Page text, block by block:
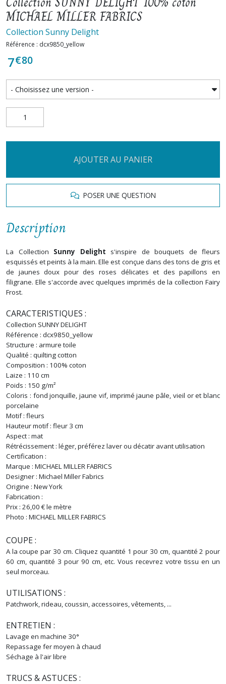
MICHAEL MILLER FABRICS
Collection Sunny Delight
Référence : dcx9850_yellow
7€80
AJOUTER AU PANIER
POSER UNE QUESTION
Description
La Collection Sunny Delight s'inspire de bouquets de fleurs
esquissés et peints à la main. Elle est conçue dans des tons de gris et
de jaunes doux pour des roses délicates et des papillons en
filigrane. Elle s'accorde avec quelques imprimés de la collection Fairy
Frost.
CARACTERISTIQUES :
Collection SUNNY DELIGHT
Référence : dcx9850_yellow
Structure : armure toile
Qualité : quilting cotton
Composition : 100% coton
Laize : 110 cm
Poids : 150 g/m²
Coloris : fond jonquille, jaune vif, imprimé jaune pâle, vieil or et blanc
porcelaine
Motif : fleurs
Hauteur motif : fleur 3 cm
Aspect : mat
Rétrécissement : léger, préférez laver ou décatir avant utilisation
Certification :
Marque : MICHAEL MILLER FABRICS
Designer : Michael Miller Fabrics
Origine : New York
Fabrication :
Prix : 26,00 € le mètre
Photo : MICHAEL MILLER FABRICS
COUPE :
A la coupe par 30 cm. Cliquez quantité 1 pour 30 cm, quantité 2 pour
60 cm, quantité 3 pour 90 cm, etc. Vous recevrez votre tissu en un
seul morceau.
UTILISATIONS :
Patchwork, rideau, coussin, accessoires, vêtements, ...
ENTRETIEN :
Lavage en machine 30°
Repassage fer moyen à chaud
Séchage à l'air libre
TRUCS & ASTUCES :